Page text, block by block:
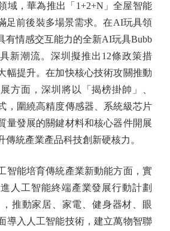
域，華為推出「1+2+N」全屋智能
足前後裝多場景需求。在AI玩具領
有情感交互能力的全新AI玩具Bubb
新潮流。深圳擬推出12條政策措
幅提升。在加快核心技術攻關推動
方面，深圳將以「揭榜掛帥」、
，圍繞高精度傳感器、系統級芯片
量發展的關鍵材料和核心器件開展
傳統產業產品科技創新硬核力。
能培育傳統產業新動能方面，實
人工智能終端產業發展行動計劃
，推動家居、家電、健身器材、眼
導入人工智能技術，建立萬物智聯